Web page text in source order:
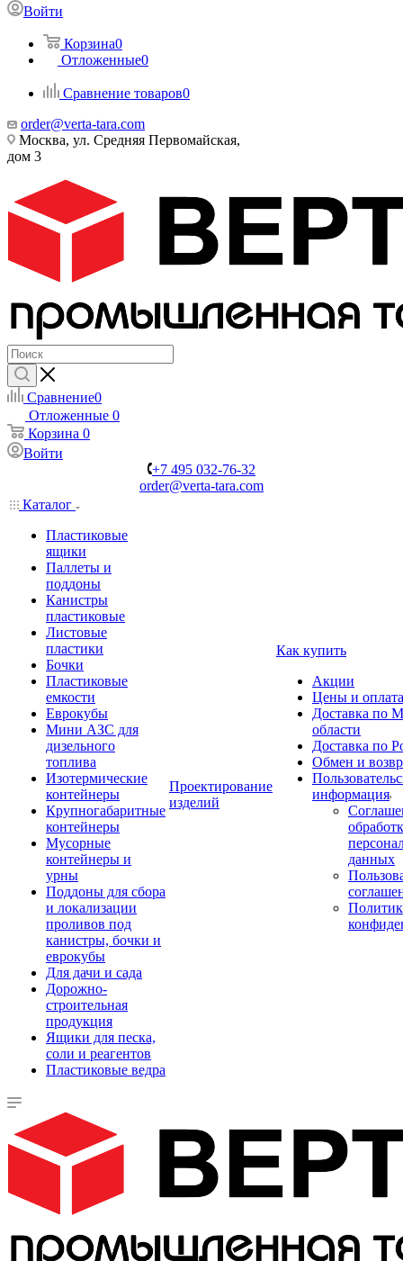
Войти
Корзина0
Отложенные0
Сравнение товаров0
order@verta-tara.com
Москва, ул. Средняя Первомайская,
дом 3
Сравнение0
Отложенные 0
Корзина 0
Войти
+7 495 032-76-32
order@verta-tara.com
Каталог
Пластиковые
ящики
Паллеты и
поддоны
Канистры
пластиковые
Листовые
пластики
Бочки
Пластиковые
емкости
Еврокубы
Мини АЗС для
дизельного
топлива
Изотермические
контейнеры
Крупногабаритные
контейнеры
Мусорные
контейнеры и
урны
Поддоны для сбора
и локализации
проливов под
канистры, бочки и
еврокубы
Для дачи и сада
Дорожно-
строительная
продукция
Ящики для песка,
соли и реагентов
Пластиковые ведра
Проектирование
изделий
Как купить
Акции
Цены и оплата
Доставка по
области
Доставка по
Обмен и
информация
данных